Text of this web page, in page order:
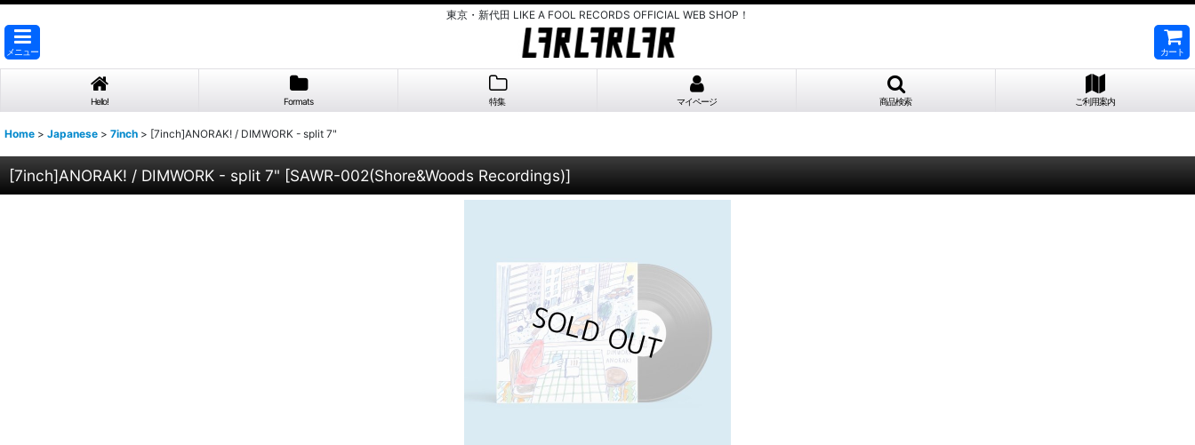
東京・新代田 LIKE A FOOL RECORDS OFFICIAL WEB SHOP！
メニュー カート
Hello! Formats 特集 マイページ 商品検索 ご利用案内
Home > Japanese > 7inch > [7inch]ANORAK! / DIMWORK - split 7"
[7inch]ANORAK! / DIMWORK - split 7" [SAWR-002(Shore&Woods Recordings)]